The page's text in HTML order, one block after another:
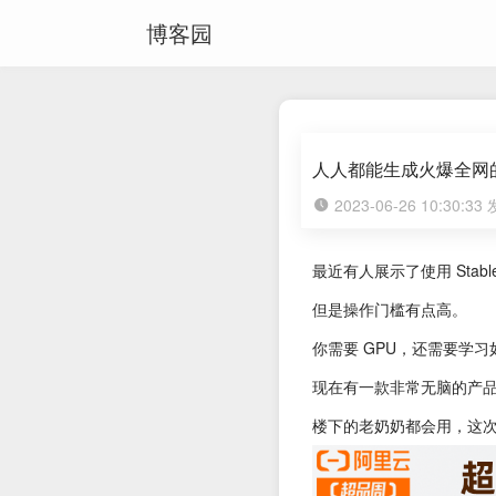
博客园
人人都能生成火爆全
2023-06-26
最近有人展示了使用
但是操作门槛有点高。
你需要 GPU，还需要学
现在有一款非常无脑的产
楼下的老奶奶都会用，这